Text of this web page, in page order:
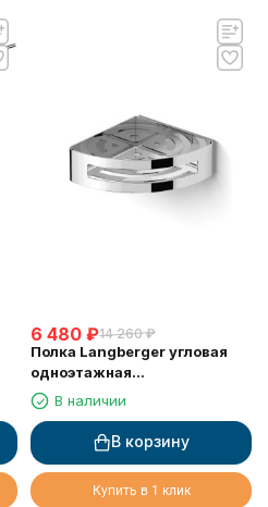
6 480 ₽14 260 ₽
Полка Langberger угловая
одноэтажная
хромированная 75260
В наличии
В корзину
Купить в 1 клик